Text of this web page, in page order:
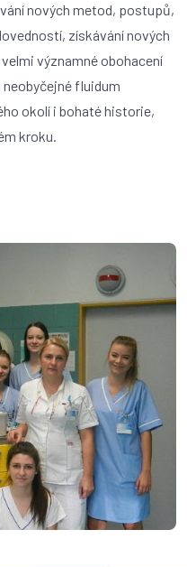
nových metod, postupů,
získávání nových
významné obohacení
fluidum
okolí i bohaté historie,
kroku.